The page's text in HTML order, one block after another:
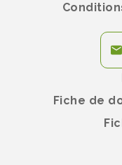
Fiche de